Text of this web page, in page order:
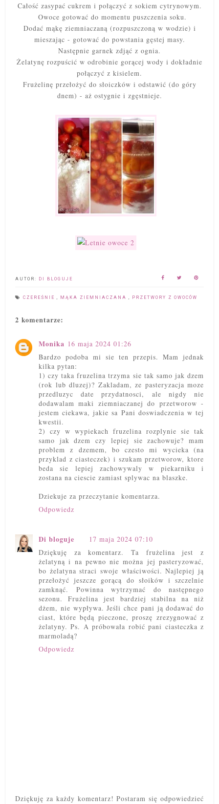
Całość zasypać cukrem i połączyć z sokiem cytrynowym.
Owoce gotować do momentu puszczenia soku.
Dodać mąkę ziemniaczaną (rozpuszczoną w wodzie) i
mieszając - gotować do powstania gęstej masy.
Następnie garnek zdjąć z ognia.
Żelatynę rozpuścić w odrobinie gorącej wody i dokładnie
połączyć z kisielem.
Frużelinę przełożyć do słoiczków i odstawić (do góry
dnem) - aż ostygnie i zgęstnieje.
AUTOR: DI BLOGUJE
CZEREŚNIE , MĄKA ZIEMNIACZANA , PRZETWORY Z OWOCÓW
2 komentarze:
Monika 16 maja 2024 01:26
Bardzo podoba mi sie ten przepis. Mam jednak
kilka pytan:
1) czy taka fruzelina trzyma sie tak samo jak dzem
(rok lub dluzej)? Zakladam, ze pasteryzacja moze
przedluzyc date przydatnosci, ale nigdy nie
dodawalam maki ziemniaczanej do przetworow -
jestem ciekawa, jakie sa Pani doswiadczenia w tej
kwestii.
2) czy w wypiekach fruzelina rozplynie sie tak
samo jak dzem czy lepiej sie zachowuje? mam
problem z dzemem, bo czesto mi wycieka (na
przyklad z ciasteczek) i szukam przetworow, ktore
beda sie lepiej zachowywaly w piekarniku i
zostana na ciescie zamiast splywac na blaszke.
Dziekuje za przeczytanie komentarza.
Odpowiedz
Di bloguje
17 maja 2024 07:10
Dziękuję za komentarz. Ta frużelina jest z
żelatyną i na pewno nie można jej pasteryzować,
bo żelatyna straci swoje właściwości. Najlepiej ją
przełożyć jeszcze gorącą do słoików i szczelnie
zamknąć. Powinna wytrzymać do następnego
sezonu. Frużelina jest bardziej stabilna na niż
dżem, nie wypływa. Jeśli chce pani ją dodawać do
ciast, które będą pieczone, proszę zrezygnować z
żelatyny. Ps. A próbowała robić pani ciasteczka z
marmoladą?
Odpowiedz
Dziękuję za każdy komentarz! Postaram się odpowiedzieć